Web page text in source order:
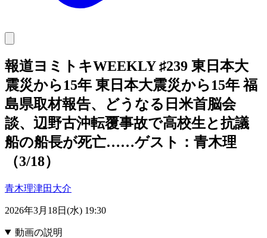
報道ヨミトキWEEKLY ♯239 東日本大
震災から15年 東日本大震災から15年 福
島県取材報告、どうなる日米首脳会
談、辺野古沖転覆事故で高校生と抗議
船の船長が死亡……ゲスト：青木理
（3/18）
青木理津田大介
2026年3月18日(水) 19:30
動画の説明